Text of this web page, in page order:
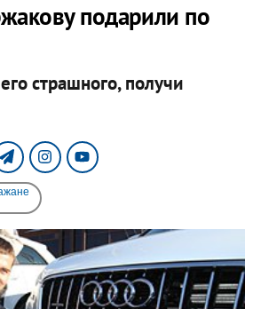
подарили по
страшного, получи